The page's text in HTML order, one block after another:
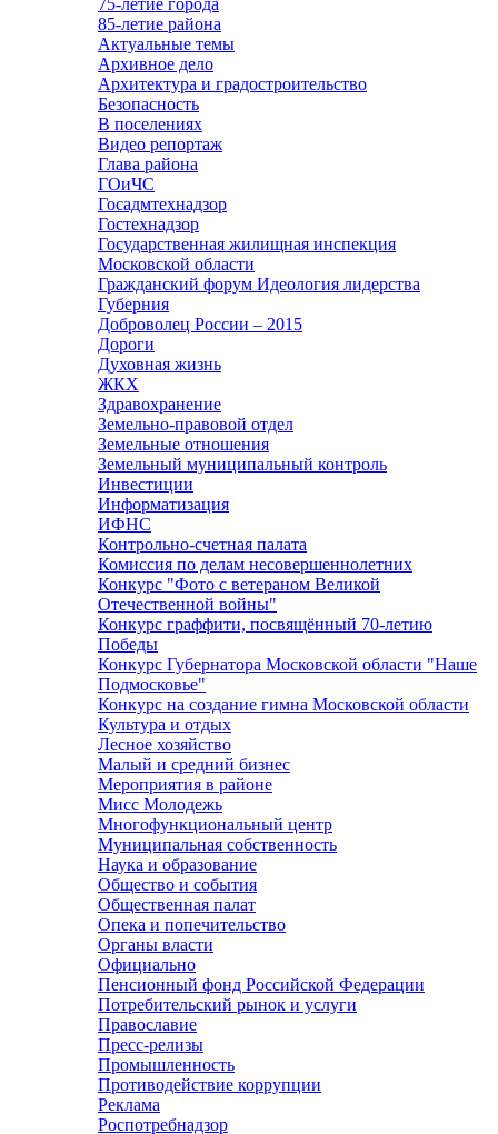
75-летие города
85-летие района
Актуальные темы
Архивное дело
Архитектура и градостроительство
Безопасность
В поселениях
Видео репортаж
Глава района
ГОиЧС
Госадмтехнадзор
Гостехнадзор
Государственная жилищная инспекция
Московской области
Гражданский форум Идеология лидерства
Губерния
Доброволец России – 2015
Дороги
Духовная жизнь
ЖКХ
Здравохранение
Земельно-правовой отдел
Земельные отношения
Земельный муниципальный контроль
Инвестиции
Информатизация
ИФНС
Контрольно-счетная палата
Комиссия по делам несовершеннолетних
Конкурс "Фото с ветераном Великой
Отечественной войны"
Конкурс граффити, посвящённый 70-летию
Победы
Конкурс Губернатора Московской области "Наше
Подмосковье"
Конкурс на создание гимна Московской области
Культура и отдых
Лесное хозяйство
Малый и средний бизнес
Мероприятия в районе
Мисс Молодежь
Многофункциональный центр
Муниципальная собственность
Наука и образование
Общество и события
Общественная палат
Опека и попечительство
Органы власти
Официально
Пенсионный фонд Российской Федерации
Потребительский рынок и услуги
Православие
Пресс-релизы
Промышленность
Противодействие коррупции
Реклама
Роспотребнадзор